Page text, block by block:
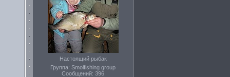
Настоящий рыбак
Группа: Smolfishing group
Сообщений: 396